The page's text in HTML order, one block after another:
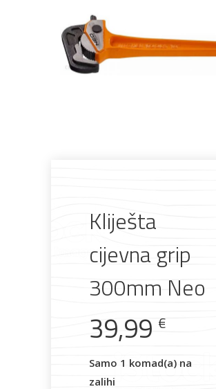
Pločasti
materijali
Alati i
pribor
Boje i
lakovi
Građevinski
materijali
Kliješta
cijevna grip
300mm Neo
39,99 €
Samo 1 komad(a) na
zalihi